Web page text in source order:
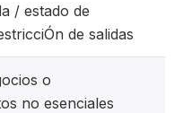
/ estado de
de salidas
o
no esenciales